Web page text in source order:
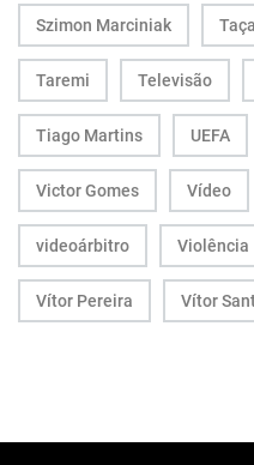
Szimon Marciniak
Taremi Televisão
Tiago Martins UEFA
Victor Gomes Vídeo
videoárbitro Violência
Vítor Pereira Vítor